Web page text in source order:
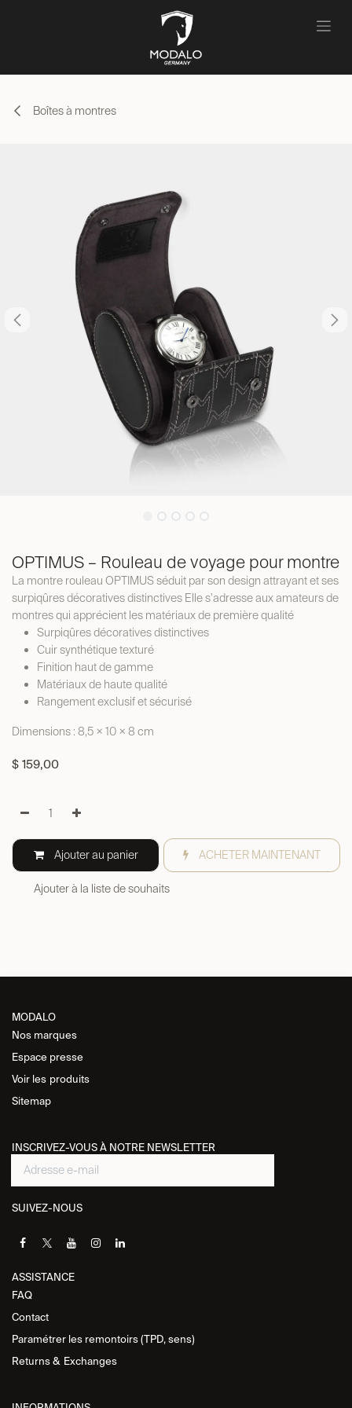
Boîtes à montres
OPTIMUS – Rouleau de voyage pour montre
La montre rouleau OPTIMUS séduit par son design attrayant et ses
surpiqûres décoratives distinctives Elle s'adresse aux amateurs de
montres qui apprécient les matériaux de première qualité
Surpiqûres décoratives distinctives
Cuir synthétique texturé
Finition haut de gamme
Matériaux de haute qualité
Rangement exclusif et sécurisé
Dimensions : 8,5 × 10 × 8 cm
$ 159,00
Ajouter au panier ACHETER MAINTENANT
Ajouter à la liste de souhaits
MODALO
Nos marques
Espace presse
Voir les produits
Sitemap
INSCRIVEZ-VOUS À NOTRE NEWSLETTER
SUIVEZ-NOUS
ASSISTANCE​
FAQ
Contact
Paramétrer les remontoirs (TPD, sens)
Returns & Exchanges